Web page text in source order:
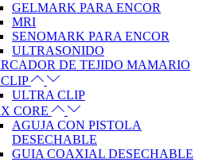
GELMARK PARA ENCOR
MRI
SENOMARK PARA ENCOR
ULTRASONIDO
DE TEJIDO MAMARIO
ULTRA CLIP
CORE
AGUJA CON PISTOLA
DESECHABLE
GUIA COAXIAL DESECHABLE